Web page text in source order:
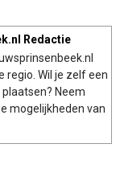
Redactie
regio. Wil je zelf een
Neem
mogelijkheden van